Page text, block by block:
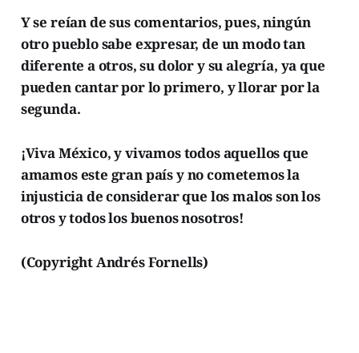
Y se reían de sus comentarios, pues, ningún
otro pueblo sabe expresar, de un modo tan
diferente a otros, su dolor y su alegría, ya que
pueden cantar por lo primero, y llorar por la
segunda.
¡Viva México, y vivamos todos aquellos que
amamos este gran país y no cometemos la
injusticia de considerar que los malos son los
otros y todos los buenos nosotros!
(Copyright Andrés Fornells)